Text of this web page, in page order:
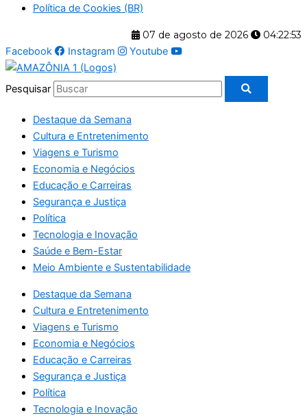
Política de Cookies (BR)
07 de agosto de 2026
04:22:53
Facebook
Instagram Youtube
Pesquisar
Destaque da Semana
Cultura e Entretenimento
Viagens e Turismo
Economia e Negócios
Educação e Carreiras
Segurança e Justiça
Política
Tecnologia e Inovação
Saúde e Bem-Estar
Meio Ambiente e Sustentabilidade
Destaque da Semana
Cultura e Entretenimento
Viagens e Turismo
Economia e Negócios
Educação e Carreiras
Segurança e Justiça
Política
Tecnologia e Inovação